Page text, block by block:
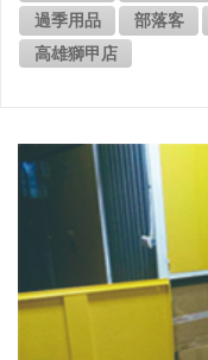
過季用品
部落客
高雄獅甲店